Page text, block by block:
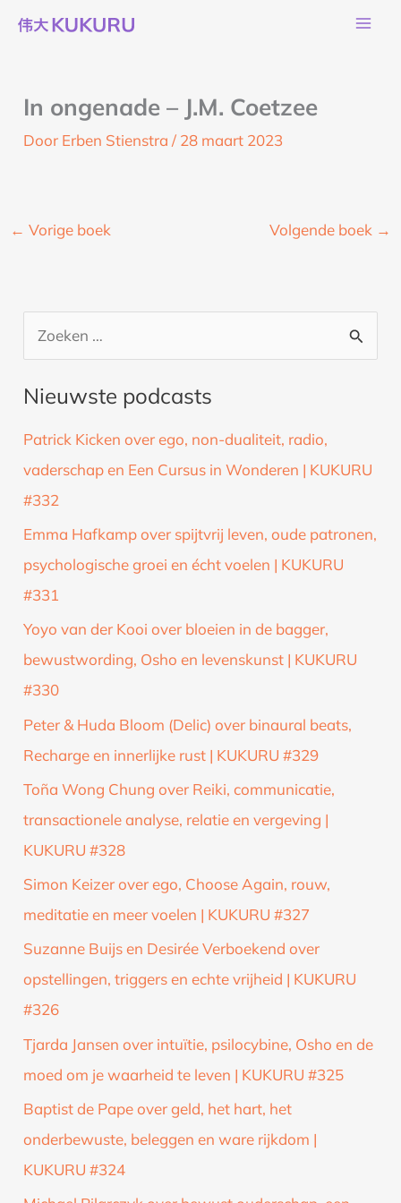
naar
In ongenade – J.M. Coetzee
Door Erben Stienstra/ 28 maart 2023
← Vorige boek Volgende boek →
e
k
a
Nieuwste podcasts
Patrick Kicken over ego, non-dualiteit, radio,
vaderschap en Een Cursus in Wonderen | KUKURU
#332
Emma Hafkamp over spijtvrij leven, oude patronen,
psychologische groei en écht voelen | KUKURU
#331
Yoyo van der Kooi over bloeien in de bagger,
bewustwording, Osho en levenskunst | KUKURU
#330
Peter & Huda Bloom (Delic) over binaural beats,
Recharge en innerlijke rust | KUKURU #329
Toña Wong Chung over Reiki, communicatie,
transactionele analyse, relatie en vergeving |
KUKURU #328
Simon Keizer over ego, Choose Again, rouw,
meditatie en meer voelen | KUKURU #327
Suzanne Buijs en Desirée Verboekend over
opstellingen, triggers en echte vrijheid | KUKURU
#326
Tjarda Jansen over intuïtie, psilocybine, Osho en de
moed om je waarheid te leven | KUKURU #325
Baptist de Pape over geld, het hart, het
onderbewuste, beleggen en ware rijkdom |
KUKURU #324